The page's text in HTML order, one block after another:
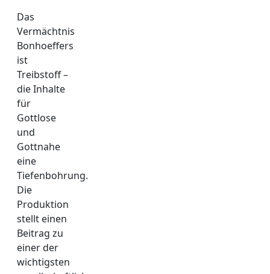
Das
Vermächtnis
Bonhoeffers
ist
Treibstoff –
die In­halte
für
Gottlose
und
Gottnahe
eine
Tiefenbohrung.
Die
Produktion
stellt einen
Beitrag zu
einer der
wichtigsten